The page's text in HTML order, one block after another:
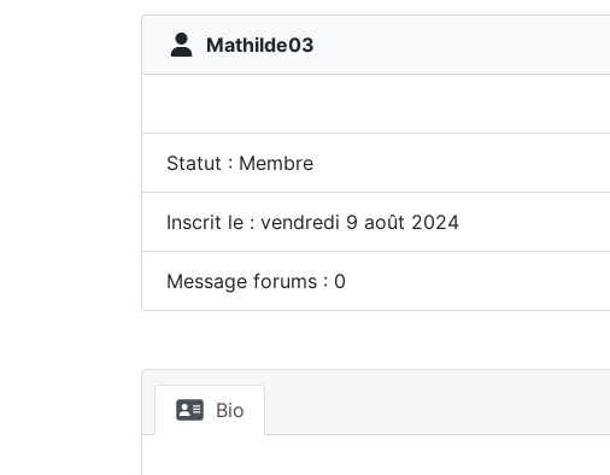
Mathilde03
Statut : Membre
Inscrit le : vendredi 9 août 2024
Message forums : 0
Bio